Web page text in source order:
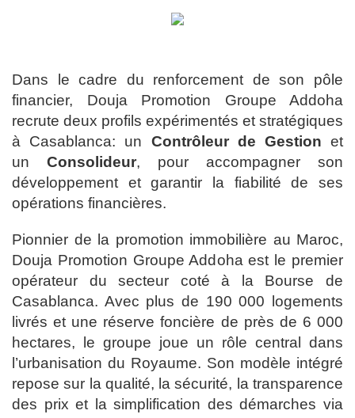
Dans le cadre du renforcement de son pôle
financier, Douja Promotion Groupe Addoha
recrute deux profils expérimentés et stratégiques
à Casablanca: un Contrôleur de Gestion et
un Consolideur, pour accompagner son
développement et garantir la fiabilité de ses
opérations financières.
Pionnier de la promotion immobilière au Maroc,
Douja Promotion Groupe Addoha est le premier
opérateur du secteur coté à la Bourse de
Casablanca. Avec plus de 190 000 logements
livrés et une réserve foncière de près de 6 000
hectares, le groupe joue un rôle central dans
l’urbanisation du Royaume. Son modèle intégré
repose sur la qualité, la sécurité, la transparence
des prix et la simplification des démarches via